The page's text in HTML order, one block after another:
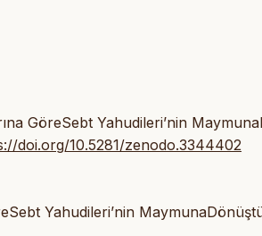
GöreSebt Yahudileri’nin
doi.org/10.5281/zenodo.3344402
Yahudileri’nin